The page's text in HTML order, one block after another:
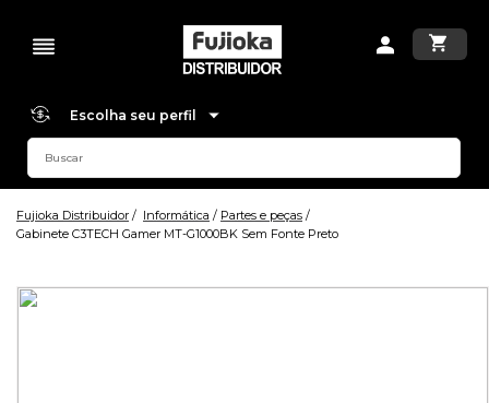
Escolha seu perfil
Fujioka Distribuidor Informática
Partes e peças
Gabinete C3TECH Gamer MT-G1000BK Sem Fonte Preto